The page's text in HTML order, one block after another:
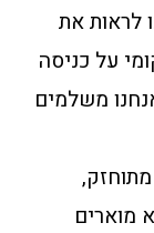
לראות את
פי 15(!) ממקומי על כניסה
משלמים
מוארים